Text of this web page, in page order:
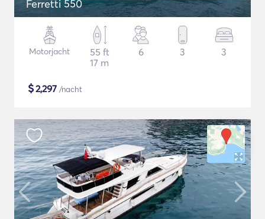
Ferretti 550
Motorjacht
55 ft
17 m
6 3 3
$2,297 /nacht